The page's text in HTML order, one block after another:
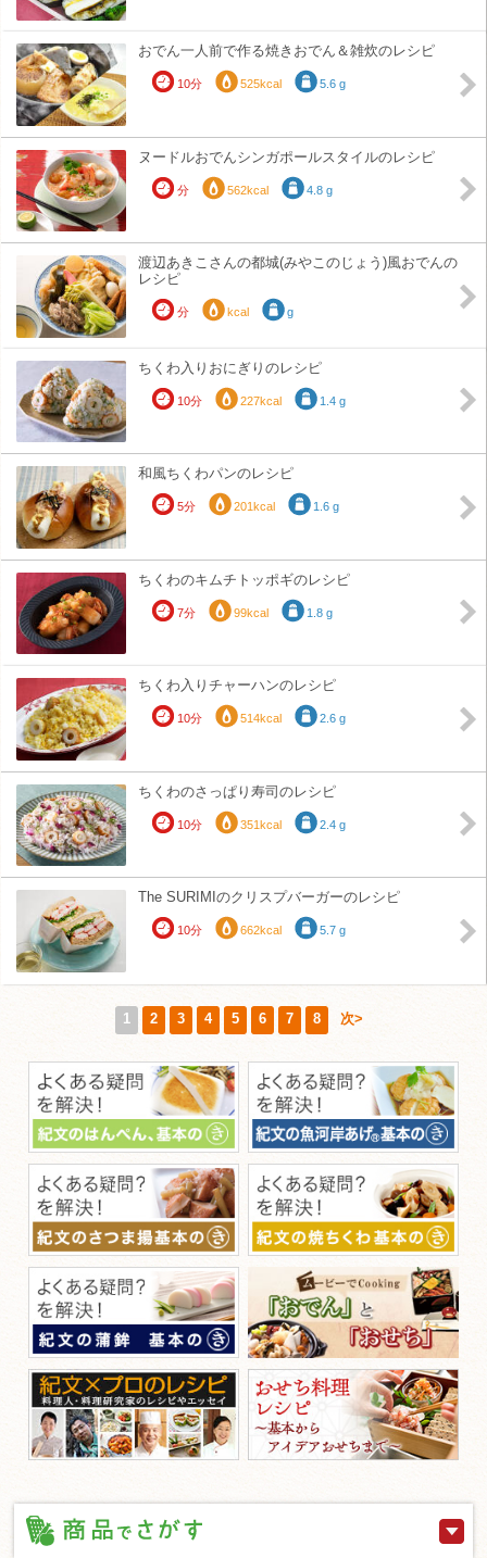
おでん一人前で作る焼きおでん＆雑炊のレシピ
10分 525kcal 5.6 g
ヌードルおでんシンガポールスタイルのレシピ
分 562kcal 4.8 g
渡辺あきこさんの都城(みやこのじょう)風おでんの
レシピ
分 kcal g
ちくわ入りおにぎりのレシピ
10分 227kcal 1.4 g
和風ちくわパンのレシピ
5分 201kcal 1.6 g
ちくわのキムチトッポギのレシピ
7分 99kcal 1.8 g
ちくわ入りチャーハンのレシピ
10分 514kcal 2.6 g
ちくわのさっぱり寿司のレシピ
10分 351kcal 2.4 g
The SURIMIのクリスプバーガーのレシピ
10分 662kcal 5.7 g
1 2 3 4 5 6 7 8 次>